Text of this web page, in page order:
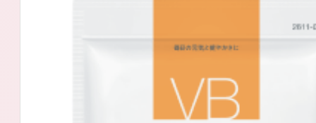
アテニア
ブランドサイ